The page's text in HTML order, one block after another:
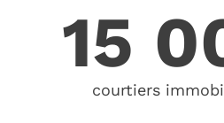
15
courtiers